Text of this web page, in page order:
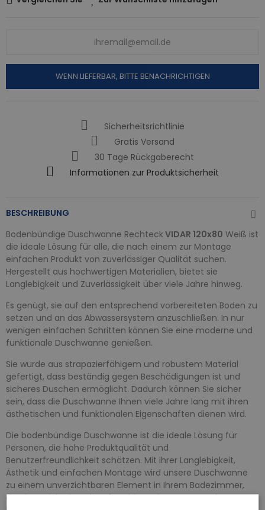
WENN LIEFERBAR, BITTE BENACHRICHTIGEN
Sicherheitsrichtlinie
Gratis Versand
30 Tage Rückgaberecht
Informationen zur Produktsicherheit
BESCHREIBUNG
Bodenbündige Duschwanne Rechteck VIDAR 120x80 Weiß ist
die ideale Lösung für alle, die nach einem zur Montage
einfachen Produkt von zuverlässiger Qualität suchen.
Hergestellt aus hochwertigen Materialien, bietet sie
Langlebigkeit und Zuverlässigkeit über viele Jahre hinweg.
Es genügt, sie auf den entsprechend vorbereiteten Boden zu
setzen und an das Abwassersystem anzuschließen. In nur
wenigen einfachen Schritten können Sie eine moderne und
funktionale Duschwanne genießen.
Sie wurde aus strapazierfähigem und robustem Material
gefertigt, dass beständig gegen Beschädigungen ist und
sicheres Duschen ermöglicht. Dadurch können Sie sicher
sein, dass die Duschwanne Ihnen viele Jahre lang mit ihren
ästhetischen und funktionalen Eigenschaften dienen wird.
Die bodenbündige Duschwanne ist die ideale Lösung für
Personen, die hohe Produktqualität und
Benutzerfreundlichkeit schätzen. Mit ihrer Langlebigkeit,
Ästhetik und einfachen Montage wird unsere Duschwanne
zu einem unverzichtbaren Element in Ihrem Badezimmer,
das Ihnen jahrelang komfortable und entspannende